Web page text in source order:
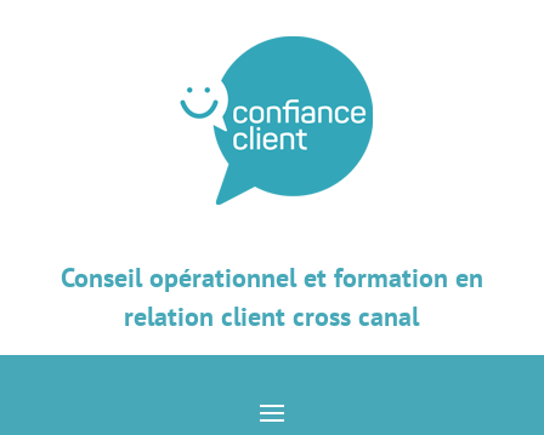
Conseil opérationnel et formation en
relation client cross canal